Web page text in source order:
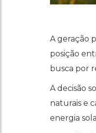
A geração
posição
busca por
A decisão
naturais e
energia